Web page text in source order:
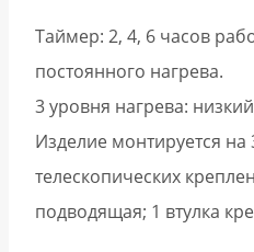
Таймер: 2, 4, 6 часов
постоянного нагрева.
3 уровня нагрева:
Изделие монтируется на
телескопических
подводящая; 1 втулка